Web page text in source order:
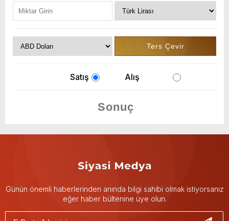
Satış Alış
Günün önemli haberlerinden anında bilgi sahibi olmak istiyorsanız
eğer haber bültenine üye olun.